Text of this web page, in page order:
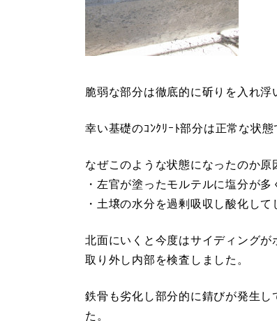
脆弱な部分は徹底的に斫りを入れ浮
幸い基礎のｺﾝｸﾘｰﾄ部分は正常な状態
なぜこのような状態になったのか原
・左官が塗ったモルテルに塩分が多
・土壌の水分を過剰吸収し酸化して
北面にいくと今度はサイディング
取り外し内部を検査しました。
鉄骨も劣化し部分的に錆びが発生
た。